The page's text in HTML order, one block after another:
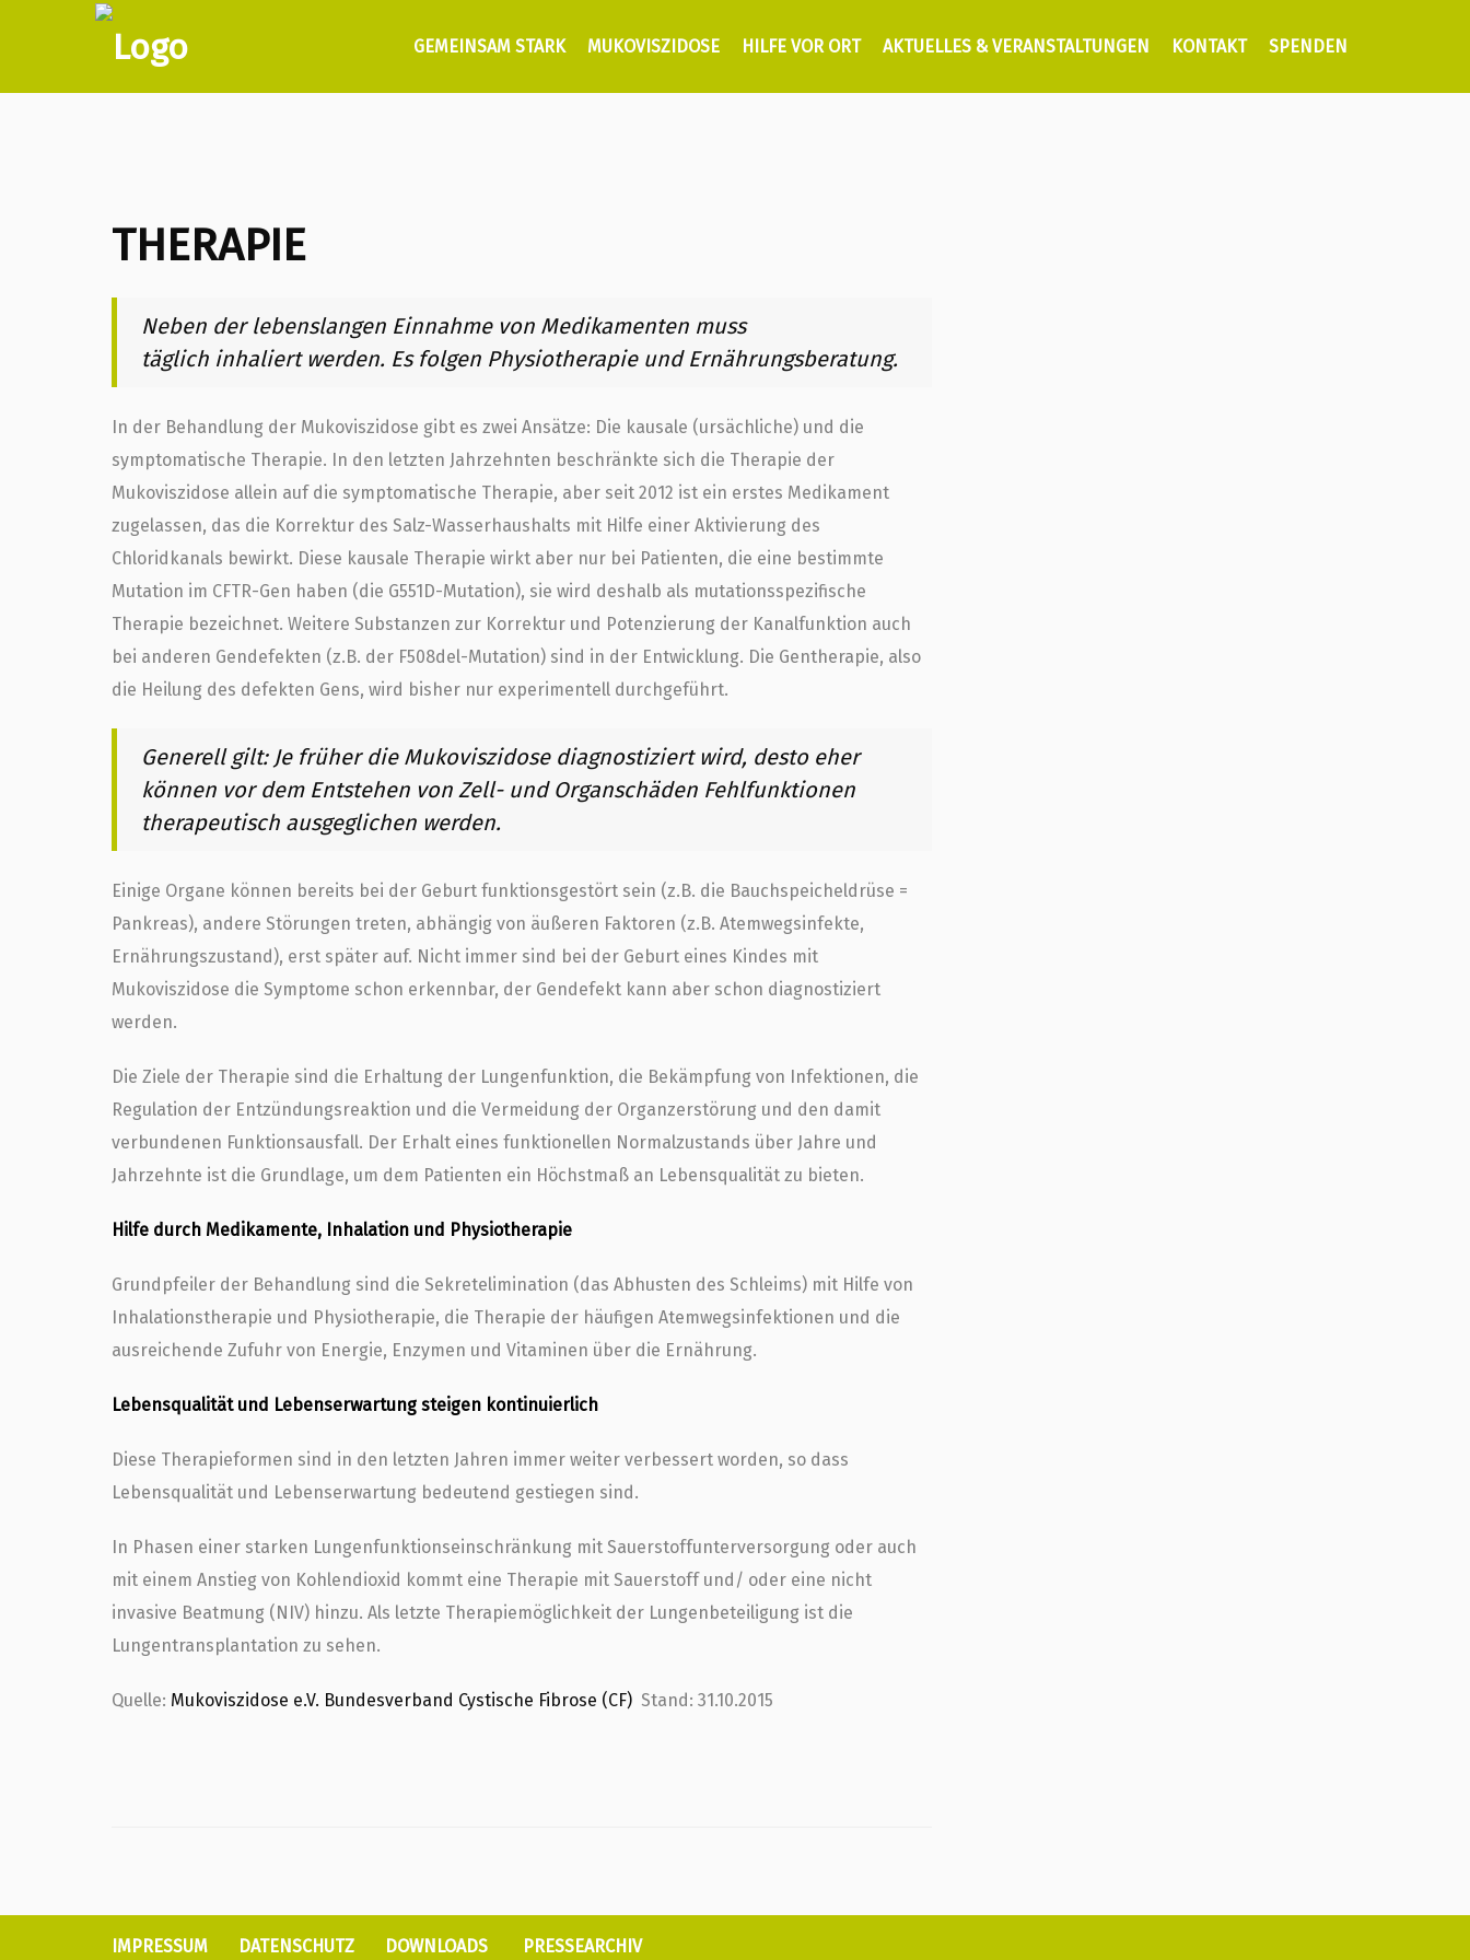
GEMEINSAM STARK MUKOVISZIDOSE HILFE VOR ORT AKTUELLES & VERANSTALTUNGEN KONTAKT SPENDEN
THERAPIE
Neben der lebenslangen Einnahme von Medikamenten muss
täglich inhaliert werden. Es folgen Physiotherapie und Ernährungsberatung.
In der Behandlung der Mukoviszidose gibt es zwei Ansätze: Die kausale (ursächliche) und die
symptomatische Therapie. In den letzten Jahrzehnten beschränkte sich die Therapie der
Mukoviszidose allein auf die symptomatische Therapie, aber seit 2012 ist ein erstes Medikament
zugelassen, das die Korrektur des Salz-Wasserhaushalts mit Hilfe einer Aktivierung des
Chloridkanals bewirkt. Diese kausale Therapie wirkt aber nur bei Patienten, die eine bestimmte
Mutation im CFTR-Gen haben (die G551D-Mutation), sie wird deshalb als mutationsspezifische
Therapie bezeichnet. Weitere Substanzen zur Korrektur und Potenzierung der Kanalfunktion auch
bei anderen Gendefekten (z.B. der F508del-Mutation) sind in der Entwicklung. Die Gentherapie, also
die Heilung des defekten Gens, wird bisher nur experimentell durchgeführt.
Generell gilt: Je früher die Mukoviszidose diagnostiziert wird, desto eher
können vor dem Entstehen von Zell- und Organschäden Fehlfunktionen
therapeutisch ausgeglichen werden.
Einige Organe können bereits bei der Geburt funktionsgestört sein (z.B. die Bauchspeicheldrüse =
Pankreas), andere Störungen treten, abhängig von äußeren Faktoren (z.B. Atemwegsinfekte,
Ernährungszustand), erst später auf. Nicht immer sind bei der Geburt eines Kindes mit
Mukoviszidose die Symptome schon erkennbar, der Gendefekt kann aber schon diagnostiziert
werden.
Die Ziele der Therapie sind die Erhaltung der Lungenfunktion, die Bekämpfung von Infektionen, die
Regulation der Entzündungsreaktion und die Vermeidung der Organzerstörung und den damit
verbundenen Funktionsausfall. Der Erhalt eines funktionellen Normalzustands über Jahre und
Jahrzehnte ist die Grundlage, um dem Patienten ein Höchstmaß an Lebensqualität zu bieten.
Hilfe durch Medikamente, Inhalation und Physiotherapie
Grundpfeiler der Behandlung sind die Sekretelimination (das Abhusten des Schleims) mit Hilfe von
Inhalationstherapie und Physiotherapie, die Therapie der häufigen Atemwegsinfektionen und die
ausreichende Zufuhr von Energie, Enzymen und Vitaminen über die Ernährung.
Lebensqualität und Lebenserwartung steigen kontinuierlich
Diese Therapieformen sind in den letzten Jahren immer weiter verbessert worden, so dass
Lebensqualität und Lebenserwartung bedeutend gestiegen sind.
In Phasen einer starken Lungenfunktionseinschränkung mit Sauerstoffunterversorgung oder auch
mit einem Anstieg von Kohlendioxid kommt eine Therapie mit Sauerstoff und/ oder eine nicht
invasive Beatmung (NIV) hinzu. Als letzte Therapiemöglichkeit der Lungenbeteiligung ist die
Lungentransplantation zu sehen.
Quelle: Mukoviszidose e.V. Bundesverband Cystische Fibrose (CF) Stand: 31.10.2015
IMPRESSUM DATENSCHUTZ DOWNLOADS PRESSEARCHIV